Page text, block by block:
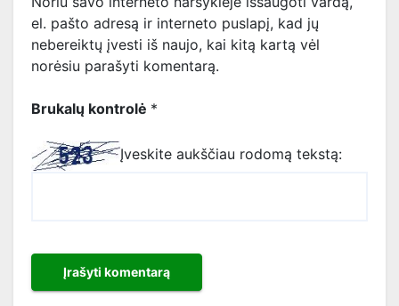
el. pašto adresą ir interneto puslapį, kad jų
nebereiktų įvesti iš naujo, kai kitą kartą vėl
norėsiu parašyti komentarą.
Brukalų kontrolė *
Įveskite aukščiau rodomą tekstą: